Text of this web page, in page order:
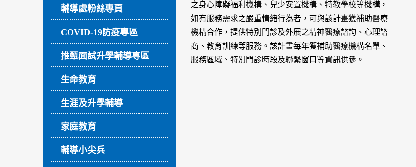
輔導處粉絲專頁
COVID-19防疫專區
推甄面試升學輔導專區
生命教育
生涯及升學輔導
家庭教育
輔導小尖兵
之身心障礙福利機構、兒少安置機構、特教學校等機構，
如有服務需求之嚴重情緒行為者，可與該計畫獲補助醫療
機構合作，提供特別門診及外展之精神醫療諮詢、心理諮
商、教育訓練等服務。該計畫每年獲補助醫療機構名單、
服務區域、特別門診時段及聯繫窗口等資訊供參。